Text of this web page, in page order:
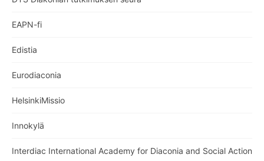
EAPN-fi
Edistia
Eurodiaconia
HelsinkiMissio
Innokylä
Interdiac International Academy for Diaconia and Social Action